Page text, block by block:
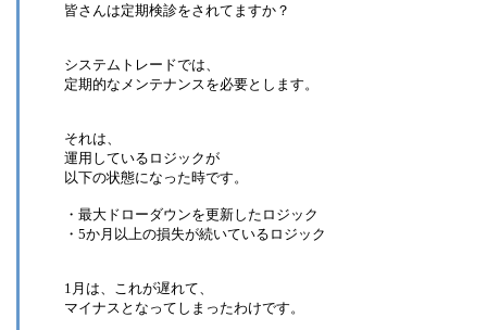
皆さんは定期検診をされてますか？
システムトレードでは、
定期的なメンテナンスを必要とします。
それは、
運用しているロジックが
以下の状態になった時です。
・最大ドローダウンを更新したロジック
・5か月以上の損失が続いているロジック
1月は、これが遅れて、
マイナスとなってしまったわけです。